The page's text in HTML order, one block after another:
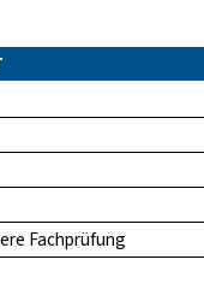
Fachprüfung